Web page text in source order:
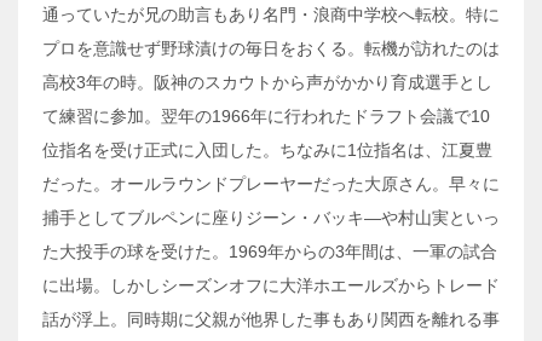
通っていたが兄の助言もあり名門・浪商中学校へ転校。特に
プロを意識せず野球漬けの毎日をおくる。転機が訪れたのは
高校3年の時。阪神のスカウトから声がかかり育成選手とし
て練習に参加。翌年の1966年に行われたドラフト会議で10
位指名を受け正式に入団した。ちなみに1位指名は、江夏豊
だった。オールラウンドプレーヤーだった大原さん。早々に
捕手としてブルペンに座りジーン・バッキ―や村山実といっ
た大投手の球を受けた。1969年からの3年間は、一軍の試合
に出場。しかしシーズンオフに大洋ホエールズからトレード
話が浮上。同時期に父親が他界した事もあり関西を離れる事